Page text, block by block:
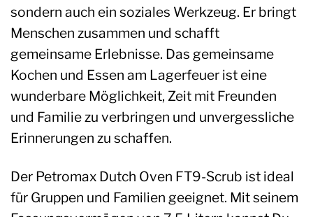
sondern auch ein soziales Werkzeug. Er bringt
Menschen zusammen und schafft
gemeinsame Erlebnisse. Das gemeinsame
Kochen und Essen am Lagerfeuer ist eine
wunderbare Möglichkeit, Zeit mit Freunden
und Familie zu verbringen und unvergessliche
Erinnerungen zu schaffen.
Der Petromax Dutch Oven FT9-Scrub ist ideal
für Gruppen und Familien geeignet. Mit seinem